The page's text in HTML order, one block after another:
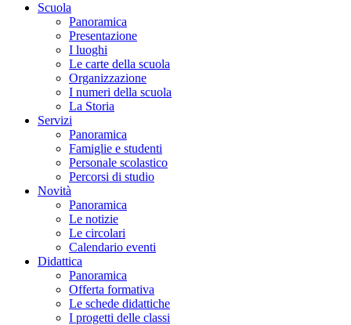
Scuola
Panoramica
Presentazione
I luoghi
Le carte della scuola
Organizzazione
I numeri della scuola
La Storia
Servizi
Panoramica
Famiglie e studenti
Personale scolastico
Percorsi di studio
Novità
Panoramica
Le notizie
Le circolari
Calendario eventi
Didattica
Panoramica
Offerta formativa
Le schede didattiche
I progetti delle classi